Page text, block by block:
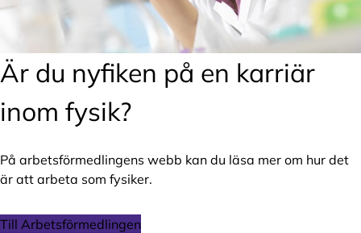
Är du nyfiken på en karriär
inom fysik?
På arbetsförmedlingens webb kan du läsa mer om hur det
är att arbeta som fysiker.
Till Arbetsförmedlingen